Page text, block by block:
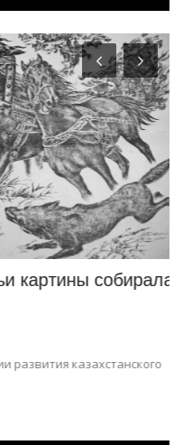
картины собирала
казахстанского